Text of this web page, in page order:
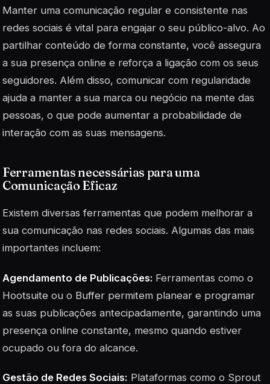
Manter uma comunicação regular e consistente nas
redes sociais é vital para engajar o seu público-alvo. Ao
partilhar conteúdo de forma constante, você assegura
a sua presença online e reforça a ligação com os seus
seguidores. Além disso, comunicar com regularidade
ajuda a manter a sua marca ou negócio na mente das
pessoas, o que pode aumentar a probabilidade de
interação com as suas mensagens.
Ferramentas necessárias para uma
Comunicação Eficaz
Existem diversas ferramentas que podem melhorar a
sua comunicação nas redes sociais. Algumas das mais
importantes incluem:
Agendamento de Publicações: Ferramentas como o
Hootsuite ou o Buffer permitem planear e programar
as suas publicações antecipadamente, garantindo uma
presença online constante, mesmo quando estiver
ocupado ou fora do alcance.
Gestão de Redes Sociais: Plataformas como o Sprout